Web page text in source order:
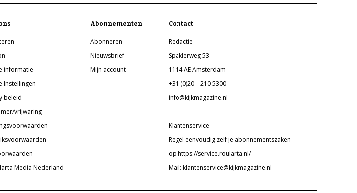
informatie
Instellingen
beleid
vrijwaring
Media Nederland
Abonnementen
Abonneren
Nieuwsbrief
Mijn account
Contact
Redactie
Spaklerweg 53
1114 AE Amsterdam
+31 (0)20 – 210 5300
info@kijkmagazine.nl
Klantenservice
Regel eenvoudig zelf je abonnementszaken
op https://service.roularta.nl/
Mail: klantenservice@kijkmagazine.nl